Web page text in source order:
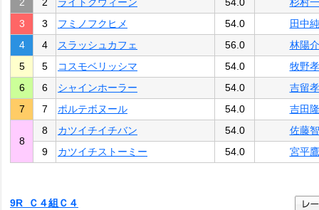
3
3 フミノフクヒメ 54.0
田中純
4
4 スラッシュカフェ 56.0
林陽介
5
5 コスモベリッシマ 54.0
牧野孝
6
6 シャインホーラー 54.0
吉留孝
7
7 ポルテボヌール 54.0 吉田隆
8
8 カツイチイチバン 54.0
佐藤智
9
カツイチストーミー 54.0 宮平鷹
9R Ｃ４組Ｃ４